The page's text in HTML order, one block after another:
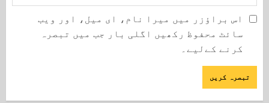
اس براؤزر میں میرا نام، ای میل، اور ویب
سائٹ محفوظ رکھیں اگلی بار جب میں تبصرہ
کرنے کےلیے۔